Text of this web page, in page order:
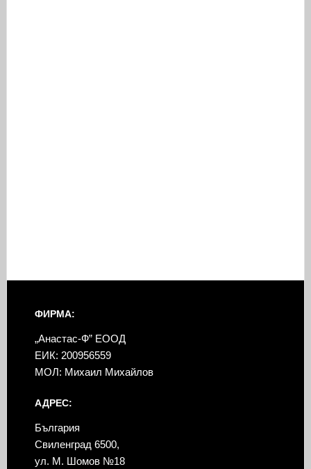
ФИРМА:
„Анастас-Ф” ЕООД
ЕИК: 200956559
МОЛ: Михаил Михайлов
АДРЕС:
България
Свиленград 6500,
ул. М. Шомов №18